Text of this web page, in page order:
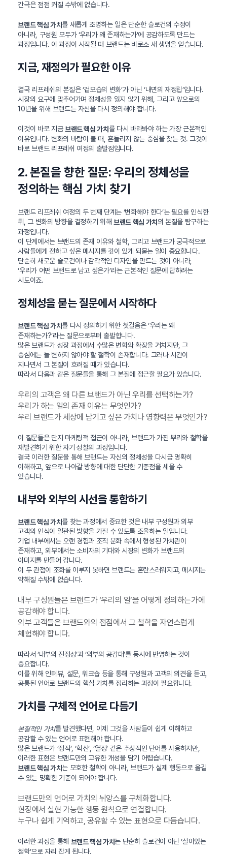
간극은 점점 커질 수밖에 없습니다.
브랜드 핵심 가치를 새롭게 조명하는 일은 단순한 슬로건의 수정이
아니라, 구성원 모두가 ‘우리가 왜 존재하는가’에 공감하도록 만드는
과정입니다. 이 과정이 시작될 때 브랜드는 비로소 새 생명을 얻습니다.
지금, 재정의가 필요한 이유
결국 리프레쉬의 본질은 ‘겉모습의 변화’가 아닌 ‘내면의 재정립’입니다.
시장의 요구에 맞추어가며 정체성을 잃지 않기 위해, 그리고 앞으로의
10년을 위해 브랜드는 자신을 다시 정의해야 합니다.
이것이 바로 지금브랜드 핵심 가치 를 다시 바라봐야 하는 가장 근본적인
이유입니다. 변화의 바람이 불 때, 흔들리지 않는 중심을 찾는 것. 그것이
바로 브랜드 리프레쉬 여정의 출발점입니다.
2. 본질을 향한 질문: 우리의 정체성을
정의하는 핵심 가치 찾기
브랜드 리프레쉬 여정의 두 번째 단계는 ‘변화해야 한다’는 필요를 인식한
뒤, 그 변화의 방향을 결정하기 위해 브랜드 핵심 가치의 본질을 탐구하는
과정입니다.
이 단계에서는 브랜드의 존재 이유와 철학, 그리고 브랜드가 궁극적으로
사람들에게 전하고 싶은 메시지를 깊이 있게 되묻는 일이 중요합니다.
단순히 새로운 슬로건이나 감각적인 디자인을 만드는 것이 아니라,
‘우리가 어떤 브랜드로 남고 싶은가’라는 근본적인 질문에 답하려는
시도이죠.
정체성을 묻는 질문에서 시작하다
브랜드 핵심 가치를 다시 정의하기 위한 첫걸음은 ‘우리는 왜
존재하는가?’라는 질문으로부터 출발합니다.
많은 브랜드가 성장 과정에서 수많은 변화와 확장을 거치지만, 그
중심에는 늘 변하지 않아야 할 철학이 존재합니다. 그러나 시간이
지나면서 그 본질이 흐려질 때가 있습니다.
따라서 다음과 같은 질문들을 통해 그 본질에 접근할 필요가 있습니다.
우리의 고객은 왜 다른 브랜드가 아닌 우리를 선택하는가?
우리가 하는 일의 존재 이유는 무엇인가?
우리 브랜드가 세상에 남기고 싶은 가치나 영향력은 무엇인가?
이 질문들은 단지 마케팅적 접근이 아니라, 브랜드가 가진 뿌리와 철학을
재발견하기 위한 자기 성찰의 과정입니다.
결국 이러한 질문을 통해 브랜드는 자신의 정체성을 다시금 명확히
이해하고, 앞으로 나아갈 방향에 대한 단단한 기준점을 세울 수
있습니다.
내부와 외부의 시선을 통합하기
브랜드 핵심 가치를 찾는 과정에서 중요한 것은 내부 구성원과 외부
고객의 인식이 일관된 방향을 가질 수 있도록 조율하는 일입니다.
기업 내부에서는 오랜 경험과 조직 문화 속에서 형성된 가치관이
존재하고, 외부에서는 소비자의 기대와 시장의 변화가 브랜드의
이미지를 만들어 갑니다.
이 두 관점이 조화를 이루지 못하면 브랜드는 혼란스러워지고, 메시지는
약해질 수밖에 없습니다.
내부 구성원들은 브랜드가 ‘우리의 일’을 어떻게 정의하는가에
공감해야 합니다.
외부 고객들은 브랜드와의 접점에서 그 철학을 자연스럽게
체험해야 합니다.
따라서 ‘내부의 진정성’과 ‘외부의 공감대’를 동시에 반영하는 것이
중요합니다.
이를 위해 인터뷰, 설문, 워크숍 등을 통해 구성원과 고객의 의견을 듣고,
공통된 언어로 브랜드의 핵심 가치를 정리하는 과정이 필요합니다.
가치를 구체적 언어로 다듬기
본질적인 가치를 발견했다면, 이제 그것을 사람들이 쉽게 이해하고
공감할 수 있는 언어로 표현해야 합니다.
많은 브랜드가 ‘정직’, ‘혁신’, ‘열정’ 같은 추상적인 단어를 사용하지만,
이러한 표현은 브랜드만의 고유한 개성을 담기 어렵습니다.
브랜드 핵심 가치는 모호한 철학이 아니라, 브랜드가 실제 행동으로 옮길
수 있는 명확한 기준이 되어야 합니다.
브랜드만의 언어로 가치의 뉘앙스를 구체화합니다.
현장에서 실현 가능한 행동 원칙으로 연결합니다.
누구나 쉽게 기억하고, 공유할 수 있는 표현으로 다듬습니다.
이러한 과정을 통해 브랜드 핵심 가치는 단순히 슬로건이 아닌 ‘살아있는
철학’으로 자리 잡게 됩니다.